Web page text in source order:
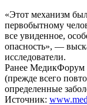
«Этот механизм
первобытному
все увиденное,
опасность», —
исследователи.
Ранее МедикФорум
(прежде всего
определенные
Источник: